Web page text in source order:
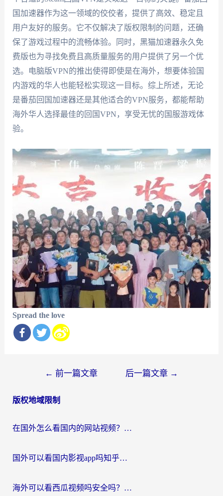
国加速器作为这一领域的佼佼者，提供了高效、稳定且
用户友好的服务。它不仅解决了版权限制的问题，还确
保了游戏过程中的流畅体验。同时，黑猫加速器永久免
费版也为寻找免费且高质量服务的用户提供了另一个优
选。电脑版VPN的推出使得即使是在海外，想要体验国
内游戏的华人也能轻松实现这一目标。综上所述，无论
是番茄回国加速器还是其他适合的VPN服务，都能帮助
海外华人选择最佳的回国VPN，享受无忧的国服游戏体
验。
Spread the love
导
← 前一篇文章 后一篇文章 →
版权地域限制
在国外怎么看国内的网站视频？别再踩坑！选对加速器秒回国内冲浪
国外可以看国内影视app吗知乎？留学生亲测有效的回国加速方案
海外可以看西瓜视频吗安全吗？留学生亲测：3步解决回国追剧难题，附靠谱加速器推荐